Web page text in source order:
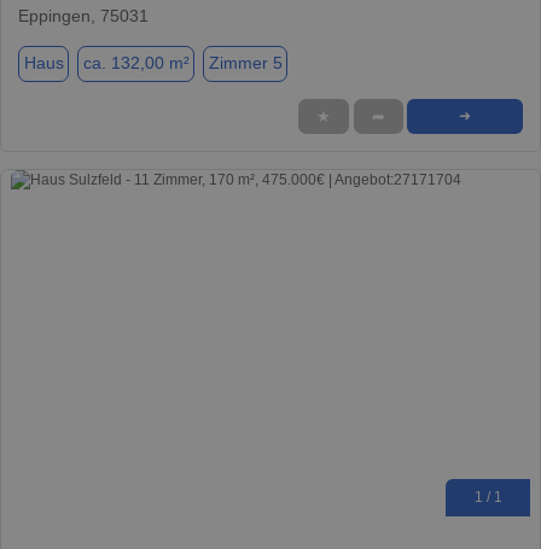
Eppingen, 75031
Haus ca. 132,00 m² Zimmer 5
★ ➦ ➜
1 / 1